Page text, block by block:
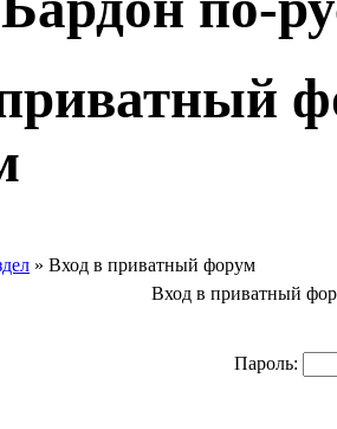
» Вход в приватный форум
Вход в приватный
Пароль: